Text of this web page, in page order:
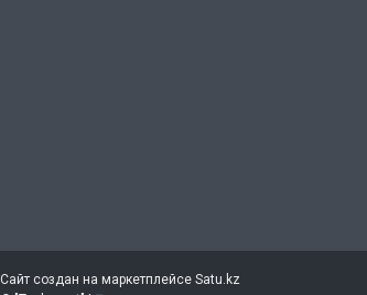
Сайт создан на маркетплейсе Satu.kz